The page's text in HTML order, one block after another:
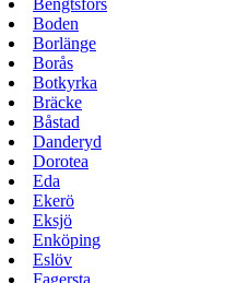
Bengtsfors
Boden
Borlänge
Borås
Botkyrka
Bräcke
Båstad
Danderyd
Dorotea
Eda
Ekerö
Eksjö
Enköping
Eslöv
Fagersta